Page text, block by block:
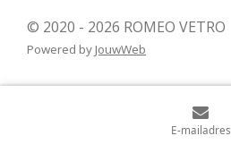
© 2020 - 2026 ROMEO VETRO
Powered by JouwWeb
E-mailadres